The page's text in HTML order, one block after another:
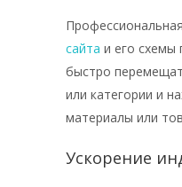
Профессиональная
сайта и его схемы
быстро
или категории и
материалы или
Ускорение